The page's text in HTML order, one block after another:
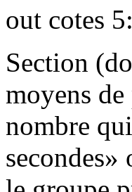
out cotes
Section
moyens
nombre